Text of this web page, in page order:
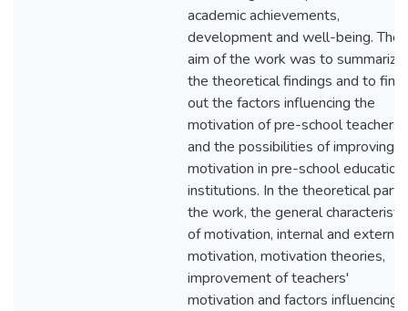
academic achievements,
development and well-being. The
aim of the work was to summarize
the theoretical findings and to find
out the factors influencing the
motivation of pre-school teachers
and the possibilities of improving
motivation in pre-school
institutions. In the theoretical part
the work, the general
of motivation, internal and external
motivation, motivation theories,
improvement of teachers'
motivation and factors influencing